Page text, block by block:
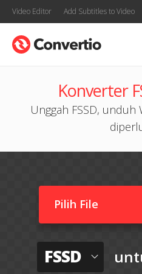
Video Editor Add Subtitles to Video
Konverter
Unggah FSSD,
Pilih File
FSSD